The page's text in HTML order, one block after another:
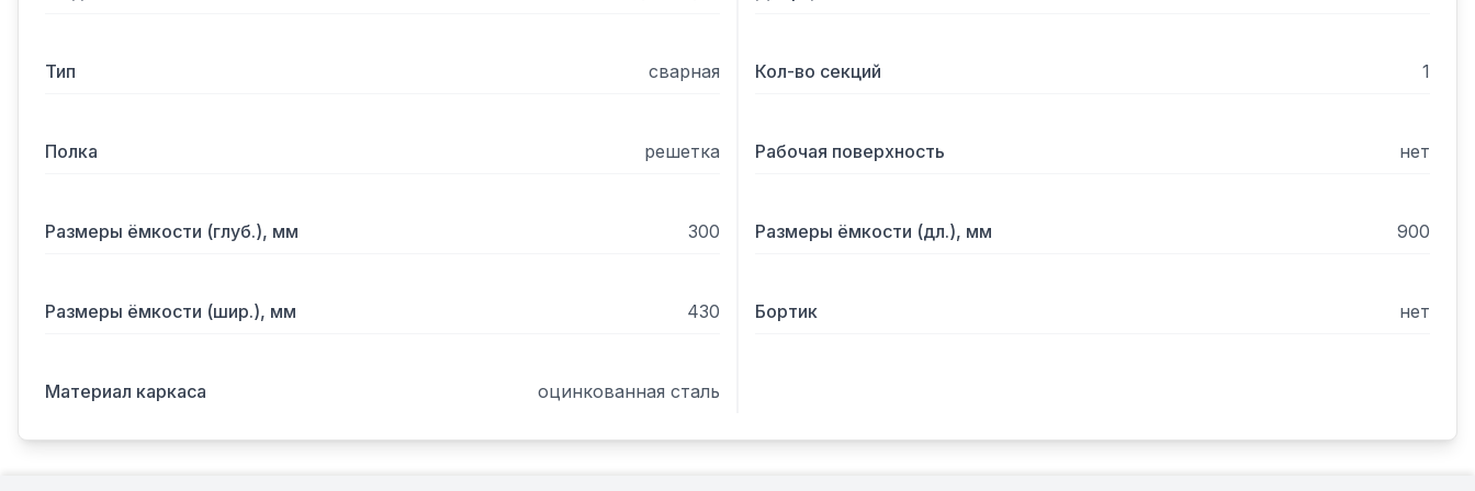
Тип сварная Кол-во секций 1
Полка решетка Рабочая поверхность нет
Размеры ёмкости (глуб.), мм 300 Размеры ёмкости (дл.), мм 900
Размеры ёмкости (шир.), мм 430 Бортик нет
Материал каркаса оцинкованная сталь